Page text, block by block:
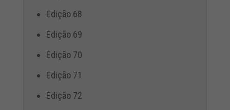
Edição 68
Edição 69
Edição 70
Edição 71
Edição 72